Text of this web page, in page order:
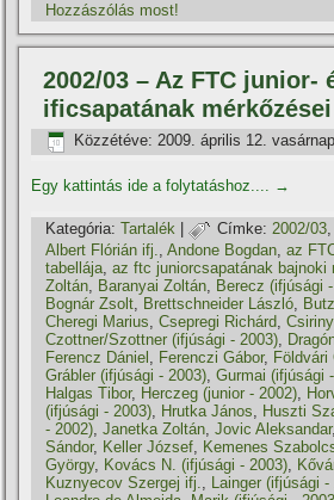
Hozzászólás most!
2002/03 – Az FTC junior-
ificsapatának mérkőzései
Közzétéve: 2009. április 12. vasárnap
Egy kattintás ide a folytatáshoz.... →
Kategória: Tartalék | Címke: 2002/03
Albert Flórián ifj.,Andone Bogdan,az
tabellája,az ftc juniorcsapatának bajnoki
Zoltán, Baranyai Zoltán, Berecz (ifjúsági
Bognár Zsolt, Brettschneider László,
Cheregi Marius,Csepregi Richárd,
Czottner/Szottner (ifjúsági - 2003),
Ferencz Dániel , Ferenczi Gábor, Földvári
Grábler (ifjúsági - 2003),Gurmai (ifjúsági
Halgas Tibor, Herczeg (junior - 2002),
(ifjúsági - 2003), Hrutka János, Huszti
- 2002),Janetka Zoltán,Jovic Aleksandar,
Sándor, Keller József, Kemenes
György, Kovács N. (ifjúsági - 2003),
Kuznyecov Szergej ifj., Lainger (ifjúsági -